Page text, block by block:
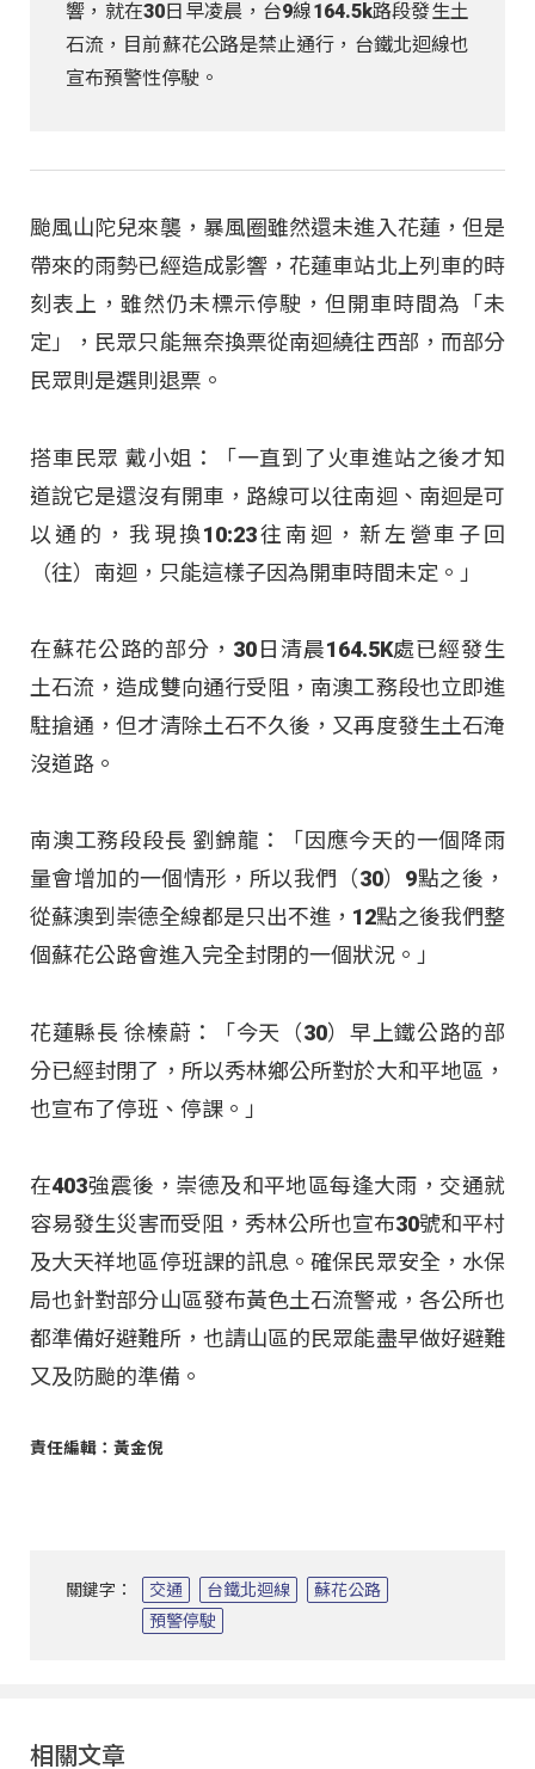
響，就在30日早凌晨，台9線164.5k路段發生土
石流，目前蘇花公路是禁止通行，台鐵北迴線也
宣布預警性停駛。
颱風山陀兒來襲，暴風圈雖然還未進入花蓮，但是
帶來的雨勢已經造成影響，花蓮車站北上列車的時
刻表上，雖然仍未標示停駛，但開車時間為「未
定」，民眾只能無奈換票從南迴繞往西部，而部分
民眾則是選則退票。
搭車民眾 戴小姐：「一直到了火車進站之後才知
道說它是還沒有開車，路線可以往南迴、南迴是可
以通的，我現換10:23往南迴，新左營車子回
（往）南迴，只能這樣子因為開車時間未定。」
在蘇花公路的部分，30日清晨164.5K處已經發生
土石流，造成雙向通行受阻，南澳工務段也立即進
駐搶通，但才清除土石不久後，又再度發生土石淹
沒道路。
南澳工務段段長 劉錦龍：「因應今天的一個降雨
量會增加的一個情形，所以我們（30）9點之後，
從蘇澳到崇德全線都是只出不進，12點之後我們整
個蘇花公路會進入完全封閉的一個狀況。」
花蓮縣長 徐榛蔚：「今天（30）早上鐵公路的部
分已經封閉了，所以秀林鄉公所對於大和平地區，
也宣布了停班、停課。」
在403強震後，崇德及和平地區每逢大雨，交通就
容易發生災害而受阻，秀林公所也宣布30號和平村
及大天祥地區停班課的訊息。確保民眾安全，水保
局也針對部分山區發布黃色土石流警戒，各公所也
都準備好避難所，也請山區的民眾能盡早做好避難
又及防颱的準備。
責任編輯：黃金倪
關鍵字： 交通 台鐵北迴線
蘇花公路
預警停駛
相關文章